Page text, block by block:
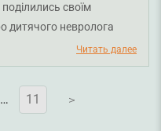
своїм
дитячого невролога
Читать далее
… 11 V